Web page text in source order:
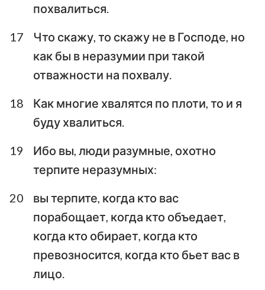
похвалиться.
17
Что скажу, то скажу не в Господе, но
как бы в неразумии при такой
отважности на похвалу.
18
Как многие хвалятся по плоти, то и я
буду хвалиться.
19
Ибо вы, люди разумные, охотно
терпите неразумных:
20
вы терпите, когда кто вас
порабощает, когда кто объедает,
когда кто обирает, когда кто
превозносится, когда кто бьет вас в
лицо.